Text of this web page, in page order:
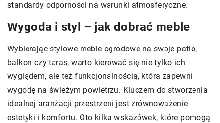
standardy odporności na warunki atmosferyczne.
Wygoda i styl – jak dobrać meble
Wybierając stylowe meble ogrodowe na swoje patio,
balkon czy taras, warto kierować się nie tylko ich
wyglądem, ale też funkcjonalnością, która zapewni
wygodę na świeżym powietrzu. Kluczem do stworzenia
idealnej aranżacji przestrzeni jest zrównoważenie
estetyki i komfortu. Oto kilka wskazówek, które pomogą